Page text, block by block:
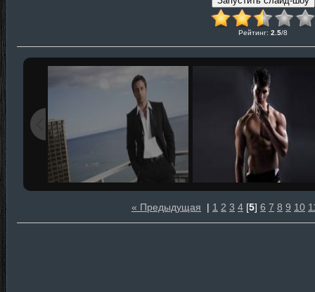
Рейтинг: 2.5/8
« Предыдущая | 1 2 3 4 [5] 6 7 8 9 10